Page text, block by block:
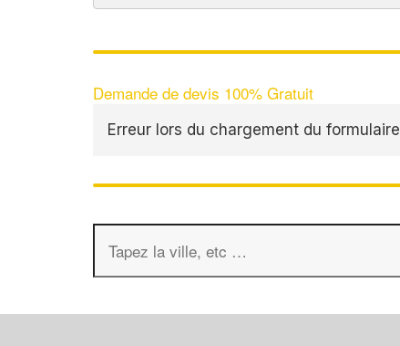
Demande de devis 100% Gratuit
Erreur lors du chargement du formulaire